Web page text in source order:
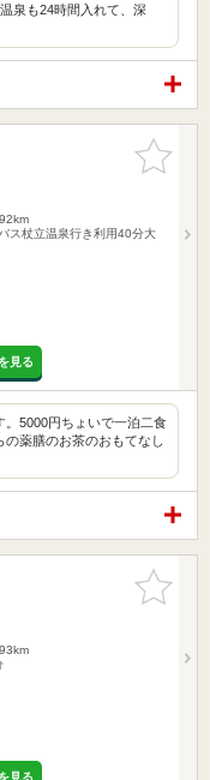
泉も24時間入れて、深
お気に入
りに追加
ス杖立温泉行き利用40分大
見る
5000円ちょいで一泊二食
薬膳のお茶のおもてなし
お気に入
りに追加
見る